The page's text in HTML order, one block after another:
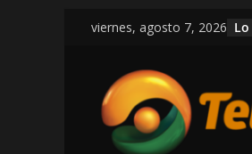
Saltar
contenido
viernes, agosto 7, 2026